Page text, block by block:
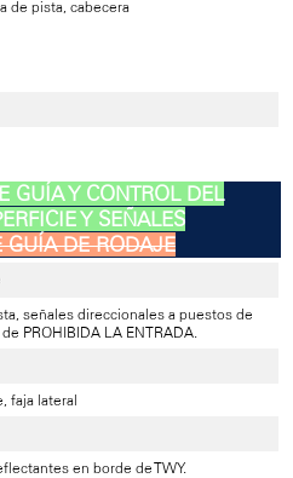
de pista, cabecera
GUÍA Y CONTROL DEL
Y SEÑALES
GUÍA DE RODAJE
señales direccionales a puestos de
PROHIBIDA LA ENTRADA.
faja lateral
en borde de TWY.